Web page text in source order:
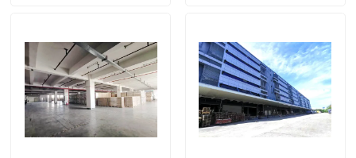
Control de calidad
Contacta con nosotros